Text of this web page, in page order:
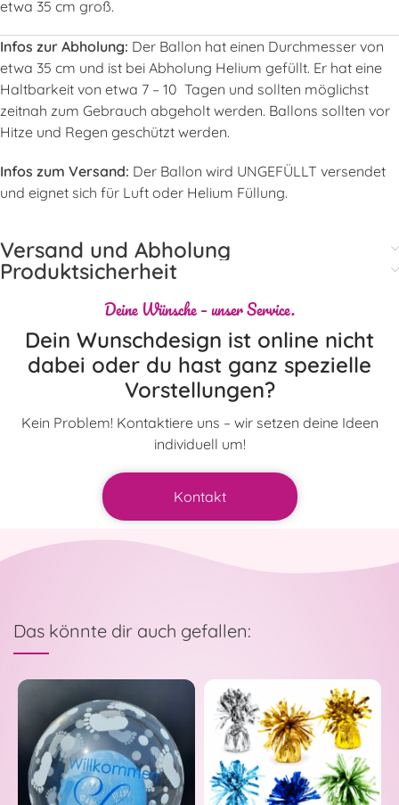
etwa 35 cm groß.
Infos zur Abholung: Der Ballon hat einen Durchmesser von
etwa 35 cm und ist bei Abholung Helium gefüllt. Er hat eine
Haltbarkeit von etwa 7 – 10 Tagen und sollten möglichst
zeitnah zum Gebrauch abgeholt werden. Ballons sollten vor
Hitze und Regen geschützt werden.
Infos zum Versand: Der Ballon wird UNGEFÜLLT versendet
und eignet sich für Luft oder Helium Füllung.
Versand und Abholung
Produktsicherheit
Deine Wünsche – unser Service.
Dein Wunschdesign ist online nicht
dabei oder du hast ganz spezielle
Vorstellungen?
Kein Problem! Kontaktiere uns – wir setzen deine Ideen
individuell um!
Kontakt
Das könnte dir auch gefallen: